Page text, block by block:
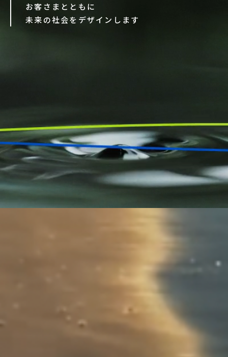
お客さまとともに
未来の社会をデザインします